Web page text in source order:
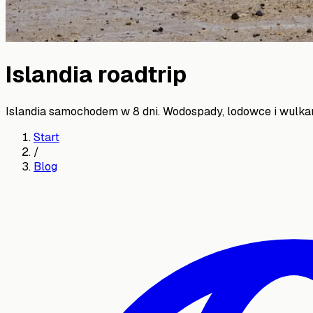
Islandia roadtrip
Islandia samochodem w 8 dni. Wodospady, lodowce i
Start
/
Blog